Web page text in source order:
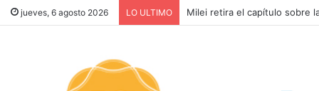
jueves, 6 agosto 2026 LO ULTIMO ¡HOMBRE AL AGUA!: El